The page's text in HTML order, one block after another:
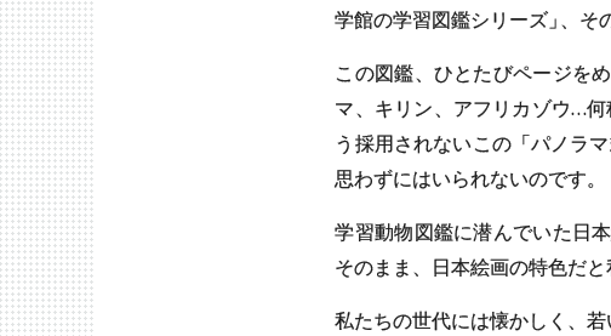
学館の学習図鑑シリーズ 」、そ
この図鑑、ひとたびページを
マ、キリン、アフリカゾウ…
う採用されないこの「パノラ
思わずにはいられないのです。
学習動物図鑑に潜んでいた日
そのまま、日本絵画の特色だ
私たちの世代には懐かしく、